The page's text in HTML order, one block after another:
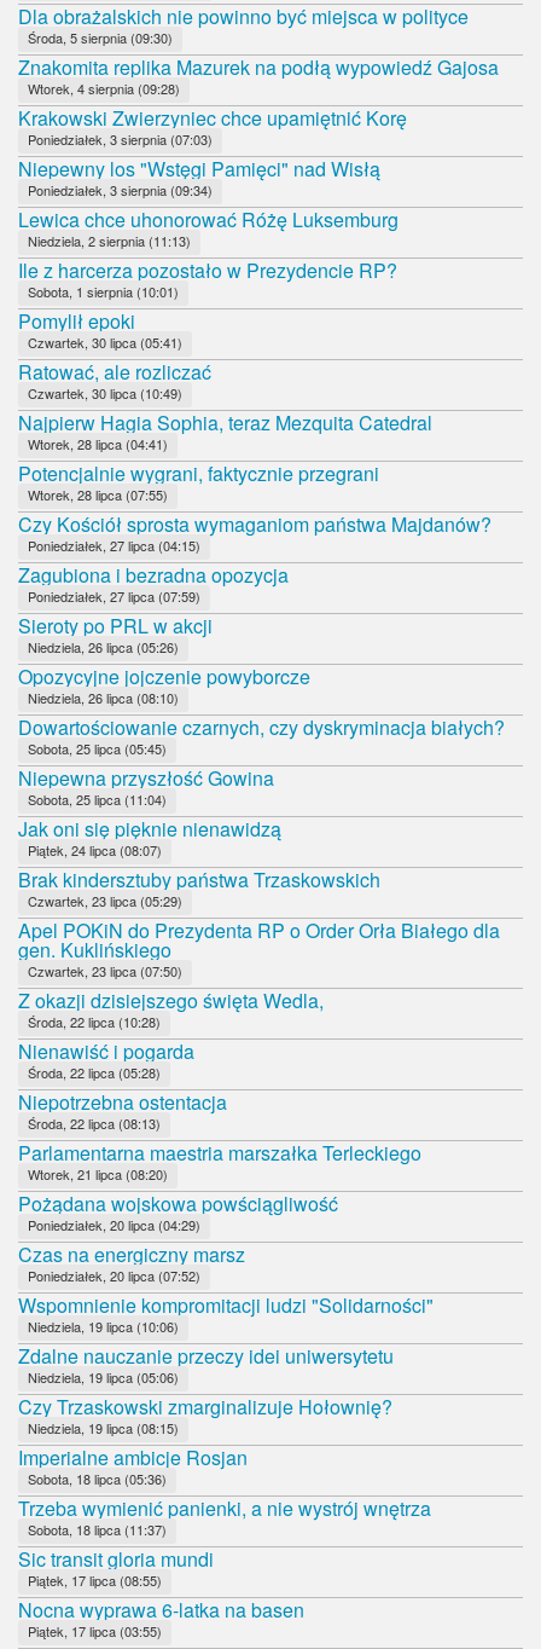
Dla obrażalskich nie powinno być miejsca w polityce
Środa, 5 sierpnia (09:30)
Znakomita replika Mazurek na podłą wypowiedź Gajosa
Wtorek, 4 sierpnia (09:28)
Krakowski Zwierzyniec chce upamiętnić Korę
Poniedziałek, 3 sierpnia (07:03)
Niepewny los "Wstęgi Pamięci" nad Wisłą
Poniedziałek, 3 sierpnia (09:34)
Lewica chce uhonorować Różę Luksemburg
Niedziela, 2 sierpnia (11:13)
Ile z harcerza pozostało w Prezydencie RP?
Sobota, 1 sierpnia (10:01)
Pomylił epoki
Czwartek, 30 lipca (05:41)
Ratować, ale rozliczać
Czwartek, 30 lipca (10:49)
Najpierw Hagia Sophia, teraz Mezquita Catedral
Wtorek, 28 lipca (04:41)
Potencjalnie wygrani, faktycznie przegrani
Wtorek, 28 lipca (07:55)
Czy Kościół sprosta wymaganiom państwa Majdanów?
Poniedziałek, 27 lipca (04:15)
Zagubiona i bezradna opozycja
Poniedziałek, 27 lipca (07:59)
Sieroty po PRL w akcji
Niedziela, 26 lipca (05:26)
Opozycyjne jojczenie powyborcze
Niedziela, 26 lipca (08:10)
Dowartościowanie czarnych, czy dyskryminacja białych?
Sobota, 25 lipca (05:45)
Niepewna przyszłość Gowina
Sobota, 25 lipca (11:04)
Jak oni się pięknie nienawidzą
Piątek, 24 lipca (08:07)
Brak kindersztuby państwa Trzaskowskich
Czwartek, 23 lipca (05:29)
Apel POKiN do Prezydenta RP o Order Orła Białego dla
gen. Kuklińskiego
Czwartek, 23 lipca (07:50)
Z okazji dzisiejszego święta Wedla,
Środa, 22 lipca (10:28)
Nienawiść i pogarda
Środa, 22 lipca (05:28)
Niepotrzebna ostentacja
Środa, 22 lipca (08:13)
Parlamentarna maestria marszałka Terleckiego
Wtorek, 21 lipca (08:20)
Pożądana wojskowa powściągliwość
Poniedziałek, 20 lipca (04:29)
Czas na energiczny marsz
Poniedziałek, 20 lipca (07:52)
Wspomnienie kompromitacji ludzi "Solidarności"
Niedziela, 19 lipca (10:06)
Zdalne nauczanie przeczy idei uniwersytetu
Niedziela, 19 lipca (05:06)
Czy Trzaskowski zmarginalizuje Hołownię?
Niedziela, 19 lipca (08:15)
Imperialne ambicje Rosjan
Sobota, 18 lipca (05:36)
Trzeba wymienić panienki, a nie wystrój wnętrza
Sobota, 18 lipca (11:37)
Sic transit gloria mundi
Piątek, 17 lipca (08:55)
Nocna wyprawa 6-latka na basen
Piątek, 17 lipca (03:55)